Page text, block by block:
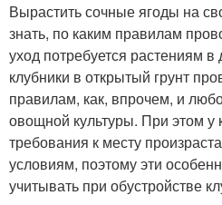
Вырастить сочные ягоды на
знать, по каким правилам
уход потребуется растениям
клубники в открытый грунт
правилам, как, впрочем, и
овощной культуры. При этом у
требования к месту
условиям, поэтому эти
учитывать при обустройстве